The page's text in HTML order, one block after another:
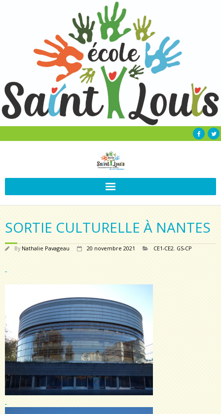
SORTIE CULTURELLE À NANTES
By Nathalie Pavageau 20 novembre 2021 CE1-CE2, GS-CP